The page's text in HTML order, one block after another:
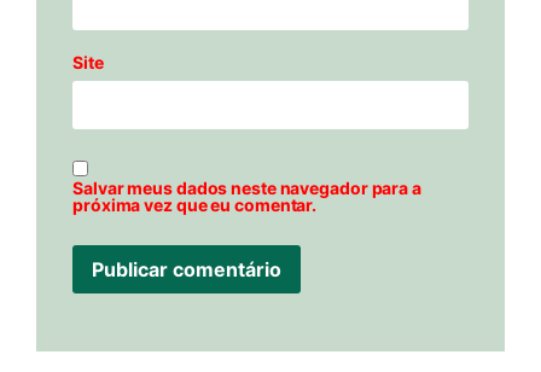
Site
Salvar meus dados neste navegador para a
próxima vez que eu comentar.